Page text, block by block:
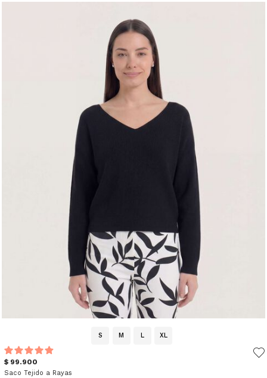
S M L XL
$ 99.900
Saco Tejido a Rayas